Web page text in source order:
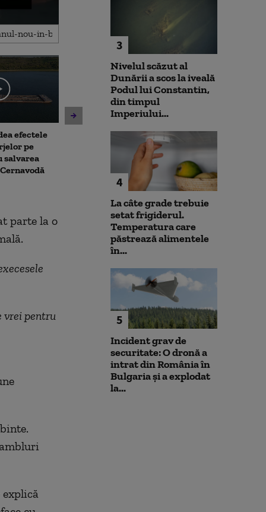
efectele
pe
salvarea
Caniculă în sud și vijelii în
vestul și centrul țării. ANM a
emis trei coduri galbene
Moody's
Alexandru
răgaz, nu
parte la o
vrei pentru
3
Nivelul scăzut al
Dunării a scos la iveală
Podul lui Constantin,
din timpul
Imperiului...
4
La câte grade trebuie
setat frigiderul.
Temperatura care
păstrează alimentele
în...
5
Incident grav de
securitate: O dronă a
intrat din România în
Bulgaria şi a explodat
la...